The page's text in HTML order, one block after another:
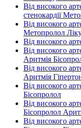
Від високого
стенокардії
Від високого
Метопролол
Від високого
Від високого
Аритмія
Від високого
Аритмія
Від високого
Бісопролол
Від високого
Бісопролол
Від високого